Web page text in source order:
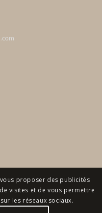
proposer des publicités
visites et de vous permettre
les réseaux sociaux.